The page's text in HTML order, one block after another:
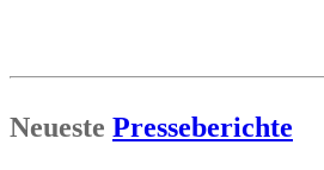
Neu­es­te Pres­se­be­rich­te